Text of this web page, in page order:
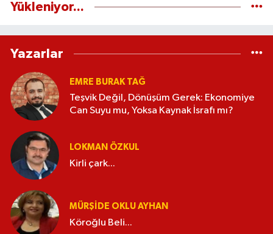
Yükleniyor...
Yazarlar
EMRE BURAK TAĞ
Teşvik Değil, Dönüşüm Gerek: Ekonomiye
Can Suyu mu, Yoksa Kaynak İsrafı mı?
LOKMAN ÖZKUL
Kirli çark...
MÜRŞIDE OKLU AYHAN
Köroğlu Beli...